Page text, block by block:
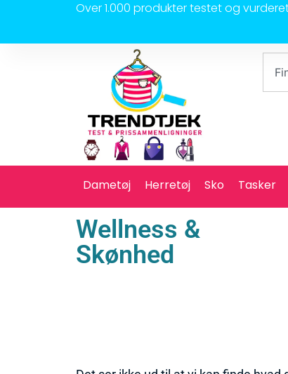
Over 1.000 produkter testet og
Dametøj Herretøj Sko Tasker
Wellness &
Skønhed